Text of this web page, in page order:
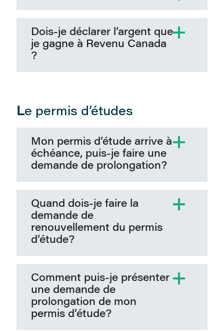
Dois-je déclarer l’argent que
je gagne à Revenu Canada
?
Le permis d’études
Mon permis d’étude arrive à
échéance, puis-je faire une
demande de prolongation?
Quand dois-je faire la
demande de
renouvellement du permis
d’étude?
Comment puis-je présenter
une demande de
prolongation de mon
permis d’étude?